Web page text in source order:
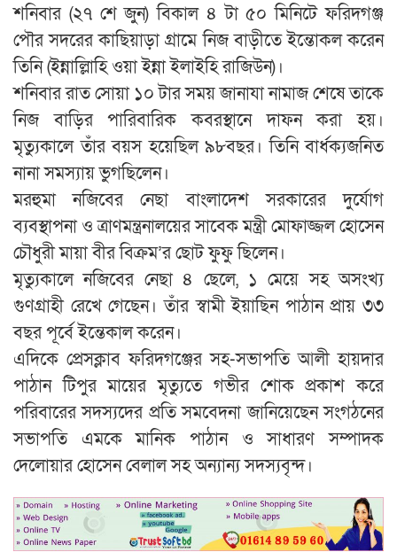
শনিবার (২৭ শে জুন) বিকাল ৪ টা ৫০ মিনিটে ফরিদগঞ্জ
পৌর সদরের কাছিয়াড়া গ্রামে নিজ বাড়ীতে ইন্তোকল করেন
তিনি (ইন্নাল্লিাহি ওয়া ইন্না ইলাইহি রাজিউন)।
শনিবার রাত সোয়া ১০ টার সময় জানাযা নামাজ শেষে তাকে
নিজ বাড়ির পারিবারিক কবরস্থানে দাফন করা হয়।
মৃত্যুকালে তাঁর বয়স হয়েছিল ৯৮বছর। তিনি বার্ধক্যজনিত
নানা সমস্যায় ভুগছিলেন।
মরহুমা নজিবের নেছা বাংলাদেশ সরকারের দুর্যোগ
ব্যবস্থাপনা ও ত্রাণমন্ত্রনালয়ের সাবেক মন্ত্রী মোফাজ্জল হোসেন
চৌধুরী মায়া বীর বিক্রম’র ছোট ফুফু ছিলেন।
মৃত্যুকালে নজিবের নেছা ৪ ছেলে, ১ মেয়ে সহ অসংখ্য
গুণগ্রাহী রেখে গেছেন। তাঁর স্বামী ইয়াছিন পাঠান প্রায় ৩৩
বছর পূর্বে ইন্তেকাল করেন।
এদিকে প্রেসক্লাব ফরিদগঞ্জের সহ-সভাপতি আলী হায়দার
পাঠান টিপুর মায়ের মৃত্যুতে গভীর শোক প্রকাশ করে
পরিবারের সদস্যদের প্রতি সমবেদনা জানিয়েছেন সংগঠনের
সভাপতি এমকে মানিক পাঠান ও সাধারণ সম্পাদক
দেলোয়ার হোসেন বেলাল সহ অন্যান্য সদস্যবৃন্দ।